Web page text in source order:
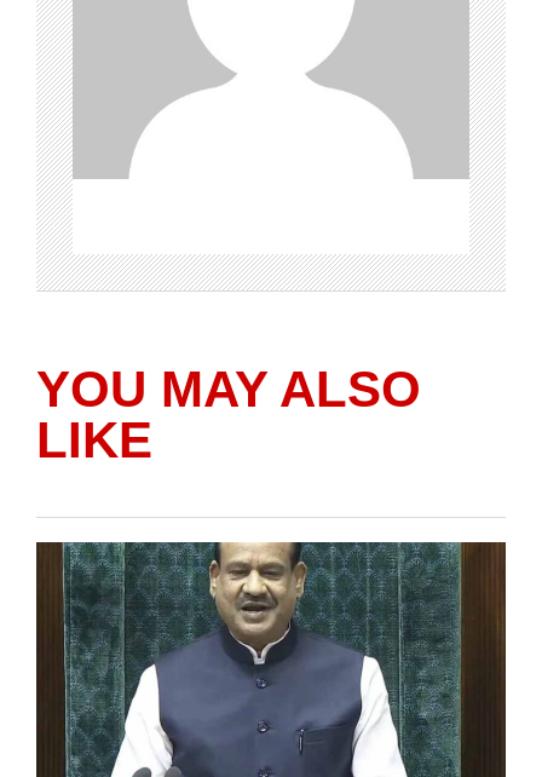
YOU MAY ALSO
LIKE